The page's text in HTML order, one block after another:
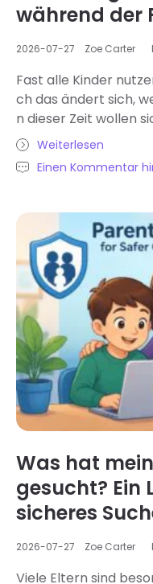
während der
2026-07-27 Zoe Carter
Fast alle Kinder
ch das ändert sich,
n dieser Zeit wollen
ntrieren. Das Handy
et nicht nur Zeit,
ntration. Viele Kinder
arum Handyregeln
g sind und wie
aufstellen können.
ngszeit so wichtig
r Prüfungszeit stark
Weiterlesen
Einen Kommentar
Was hat
gesucht? Ein
sicheres
2026-07-27 Zoe Carter
Viele Eltern sind